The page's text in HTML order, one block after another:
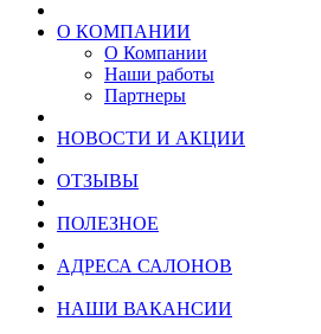
О КОМПАНИИ
О Компании
Наши работы
Партнеры
НОВОСТИ И АКЦИИ
ОТЗЫВЫ
ПОЛЕЗНОЕ
АДРЕСА САЛОНОВ
НАШИ ВАКАНСИИ